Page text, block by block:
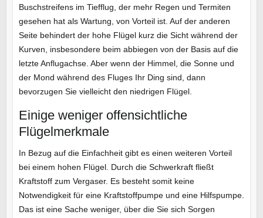
Buschstreifens im Tiefflug, der mehr Regen und Termiten
gesehen hat als Wartung, von Vorteil ist. Auf der anderen
Seite behindert der hohe Flügel kurz die Sicht während der
Kurven, insbesondere beim abbiegen von der Basis auf die
letzte Anflugachse. Aber wenn der Himmel, die Sonne und
der Mond während des Fluges Ihr Ding sind, dann
bevorzugen Sie vielleicht den niedrigen Flügel.
Einige weniger offensichtliche
Flügelmerkmale
In Bezug auf die Einfachheit gibt es einen weiteren Vorteil
bei einem hohen Flügel. Durch die Schwerkraft fließt
Kraftstoff zum Vergaser. Es besteht somit keine
Notwendigkeit für eine Kraftstoffpumpe und eine Hilfspumpe.
Das ist eine Sache weniger, über die Sie sich Sorgen